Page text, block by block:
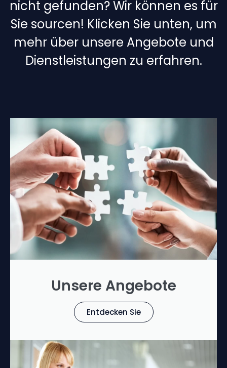
nicht gefunden? Wir können es für
Sie sourcen! Klicken Sie unten, um
mehr über unsere Angebote und
Dienstleistungen zu erfahren.
Unsere Angebote
Entdecken Sie